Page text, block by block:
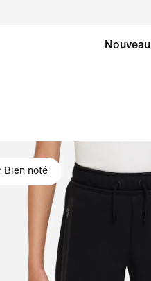
Nouveau
Bien noté